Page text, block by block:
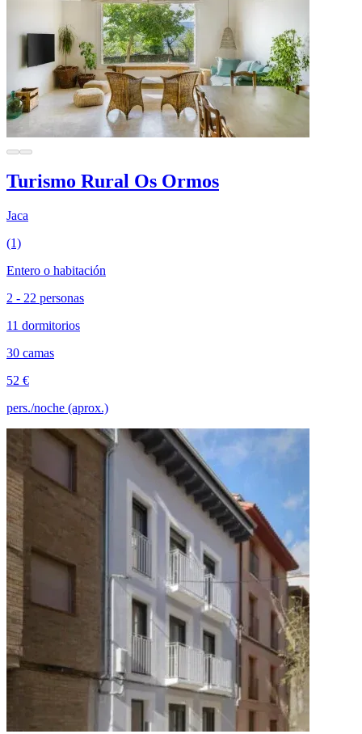
Turismo Rural Os Ormos
Jaca
(1)
Entero o habitación
2 - 22 personas
11 dormitorios
30 camas
52 €
pers./noche (aprox.)